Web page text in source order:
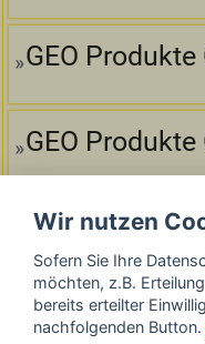
GEO
GEO
GEO Produkte
GEO
Wir nutzen
Sofern Sie Ihre
möchten, z.B.
bereits erteilter
nachfolgenden Button.